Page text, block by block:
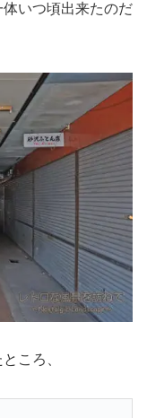
いつ頃出来たのだ
ころ、